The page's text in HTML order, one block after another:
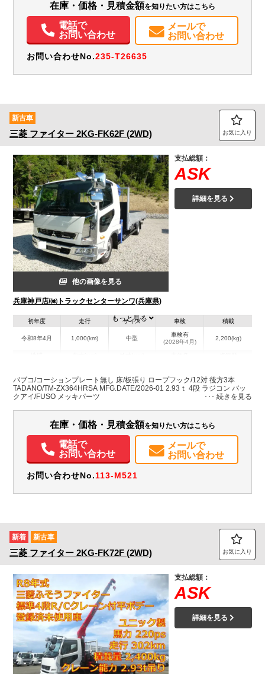
在庫・価格・見積金額を知りたい方はこちら
電話で
お問い合わせ
メールで
お問い合わせ
お問い合わせNo.235-T26635
新古車
三菱 ファイター 2KG-FK62F (2WD) お気に入り
他の画像を見る
兵庫神戸店/㈱トラックセンターサンワ(兵庫県)
支払総額：
ASK
詳細を見る
初年度
令和8年4月
走行
1,000(km)
サイズ
中型
車検
車検有
(2028年4月)
積載
2,200(kg)
兵庫県
W:2,340
H:390
W:2,490
H:3,020
無
パワステ パワーウィンドウ 電動格納ミラー バックモニター
もっと見る
パブコ/コーションプレート無し 床/板張り ロープフック/12対 後方3本
TADANO/TM-ZX364HRSA MFG.DATE/2026-01 2.93ｔ 4段 ラジコン バッ
クアイ/FUSO メッキパーツ
在庫・価格・見積金額を知りたい方はこちら
電話で
お問い合わせ
メールで
お問い合わせ
お問い合わせNo.113-M521
新着 新古車
三菱 ファイター 2KG-FK72F (2WD) お気に入り
支払総額：
ASK
詳細を見る